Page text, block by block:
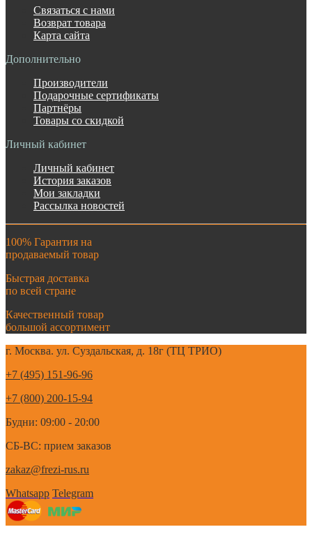
Связаться с нами
Возврат товара
Карта сайта
Дополнительно
Производители
Подарочные сертификаты
Партнёры
Товары со скидкой
Личный кабинет
Личный кабинет
История заказов
Мои закладки
Рассылка новостей
100% Гарантия на
продаваемый товар
Быстрая доставка
по всей стране
Качественный товар
большой ассортимент
г. Москва. ул. Суздальская, д. 18г (ТЦ ТРИО)
+7 (495) 151-96-96
+7 (800) 200-15-94
Будни: 09:00 - 20:00
СБ-ВС: прием заказов
zakaz@frezi-rus.ru
Whatsapp Telegram